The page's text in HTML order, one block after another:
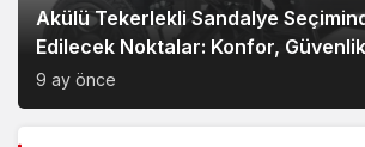
Akülü Tekerlekli Sandalye
Edilecek Noktalar: Konfor,
Model Tercihi
9 ay önce